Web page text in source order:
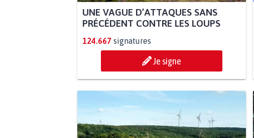
UNE VAGUE D’ATTAQUES SANS
PRÉCÉDENT CONTRE LES LOUPS
124.667 signatures
Je signe